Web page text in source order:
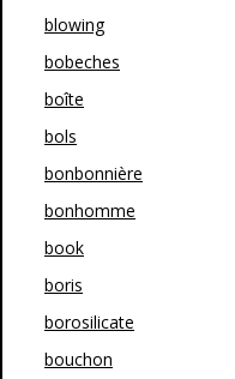
blowing
bobeches
boîte
bols
bonbonnière
bonhomme
book
boris
borosilicate
bouchon